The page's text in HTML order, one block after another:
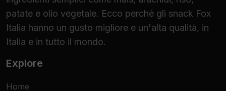
patate e olio vegetale. Ecco perché gli snack Fox
Italia hanno un gusto migliore e un'alta qualità, in
Italia e in tutto il mondo.
Explore
Home